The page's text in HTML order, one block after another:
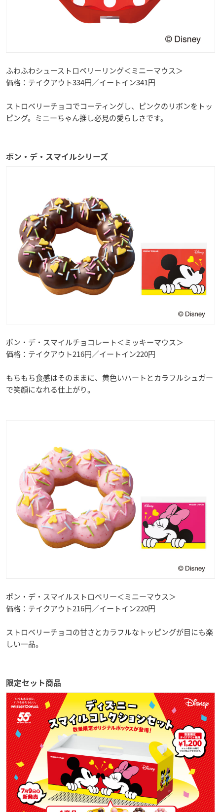
ふわふわシューストロベリーリング＜ミニーマウス＞
価格：テイクアウト334円／イートイン341円
ストロベリーチョコでコーティングし、ピンクのリボンをトッ
ピング。ミニーちゃん推し必見の愛らしさです。
ポン・デ・スマイルシリーズ
ポン・デ・スマイルチョコレート＜ミッキーマウス＞
価格：テイクアウト216円／イートイン220円
もちもち食感はそのままに、黄色いハートとカラフルシュガー
で笑顔になれる仕上がり。
ポン・デ・スマイルストロベリー＜ミニーマウス＞
価格：テイクアウト216円／イートイン220円
ストロベリーチョコの甘さとカラフルなトッピングが目にも楽
しい一品。
限定セット商品